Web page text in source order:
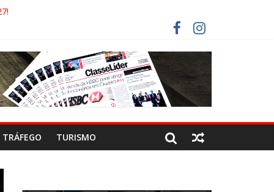
DEVEM USAR ROTAS ALTERNATIVAS
COLA!
TRÁFEGO TURISMO